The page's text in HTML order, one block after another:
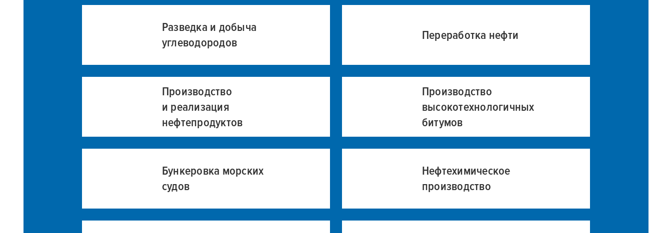
Разведка и добыча
углеводородов
Переработка нефти
Производство
и реализация
нефтепродуктов
Производство
высокотехнологичных
битумов
Бункеровка морских
судов
Нефтехимическое
производство